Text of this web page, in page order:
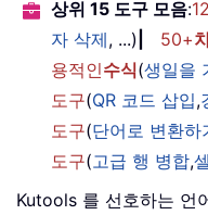
상위 15 도구 모음:12
자 삭제, ...) 50+
용적인수식(생일을
도구(QR 코드 삽입,
도구(단어로 변환하
도구(고급 행 병합,
Kutools 를 선호하는 언